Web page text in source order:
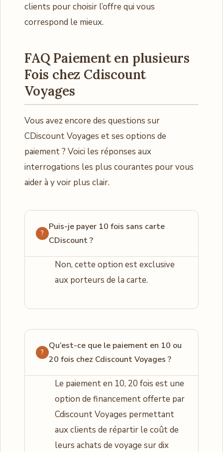
clients pour choisir l’offre qui vous
correspond le mieux.
FAQ Paiement en plusieurs
Fois chez Cdiscount
Voyages
Vous avez encore des questions sur
CDiscount Voyages et ses options de
paiement ? Voici les réponses aux
interrogations les plus courantes pour vous
aider à y voir plus clair.
Puis-je payer 10 fois sans carte
CDiscount ?
Non, cette option est exclusive
aux porteurs de la carte.
Qu’est-ce que le paiement en 10 ou
20 fois chez Cdiscount Voyages ?
Le paiement en 10, 20 fois est une
option de financement offerte par
Cdiscount Voyages permettant
aux clients de répartir le coût de
leurs achats de voyage sur dix